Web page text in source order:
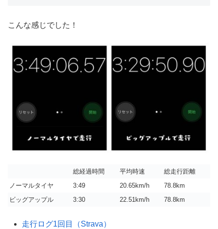
こんな感じでした！
総経過時間 平均時速
総走行距離
ノーマルタイヤ
3:49 20.65km/h
78.8km
ビッグアップル
3:30 22.51km/h 78.8km
走行ログ1回目（Strava）